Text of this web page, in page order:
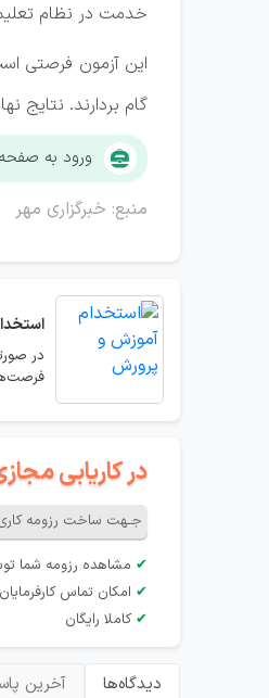
خدمت در نظام
این آزمون فرصتی
گام بردارند.
ورود به
منبع: خبرگزاری مهر
در
در کاریابی
جـهت ساخت رزومه کاری
✔ مشاهده رزومه شما
✔ امکان تماس
✔ کاملا رایگان
دیدگاه‌ها آخرین